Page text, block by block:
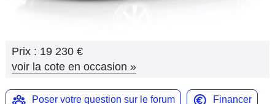
Prix : 19 230 €
voir la cote en occasion »
Poser votre question sur le forum Financer